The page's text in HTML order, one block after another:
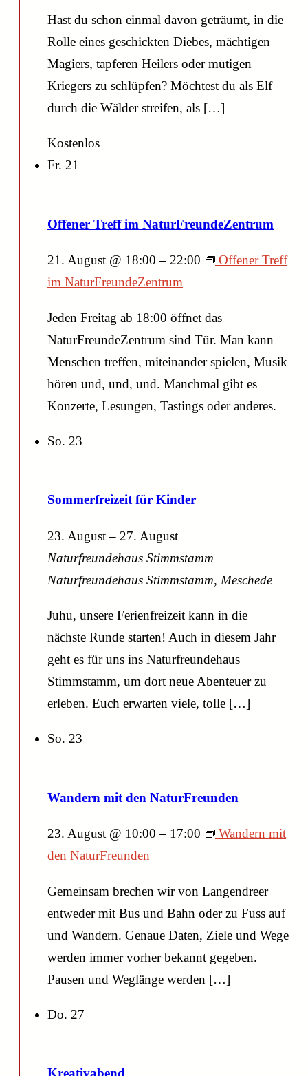
Hast du schon einmal davon geträumt, in die
Rolle eines geschickten Diebes, mächtigen
Magiers, tapferen Heilers oder mutigen
Kriegers zu schlüpfen? Möchtest du als Elf
durch die Wälder streifen, als […]
Kostenlos
Fr. 21
Offener Treff im NaturFreundeZentrum
21. August @ 18:00 – 22:00
Offener Treff
im NaturFreundeZentrum
Jeden Freitag ab 18:00 öffnet das
NaturFreundeZentrum sind Tür. Man kann
Menschen treffen, miteinander spielen, Musik
hören und, und, und. Manchmal gibt es
Konzerte, Lesungen, Tastings oder anderes.
So. 23
Sommerfreizeit für Kinder
23. August– 27. August
Naturfreundehaus Stimmstamm
Naturfreundehaus Stimmstamm, Meschede
Juhu, unsere Ferienfreizeit kann in die
nächste Runde starten! Auch in diesem Jahr
geht es für uns ins Naturfreundehaus
Stimmstamm, um dort neue Abenteuer zu
erleben. Euch erwarten viele, tolle […]
So. 23
Wandern mit den NaturFreunden
23. August @ 10:00 – 17:00
Wandern mit
den NaturFreunden
Gemeinsam brechen wir von Langendreer
entweder mit Bus und Bahn oder zu Fuss auf
und Wandern. Genaue Daten, Ziele und Wege
werden immer vorher bekannt gegeben.
Pausen und Weglänge werden […]
Do. 27
Kreativabend